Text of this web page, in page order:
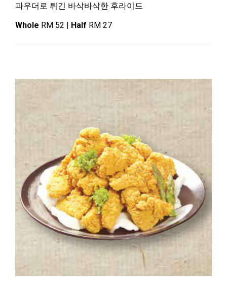
파우더로 튀긴 바삭바삭한 후라이드
Whole RM 52 | Half RM 27